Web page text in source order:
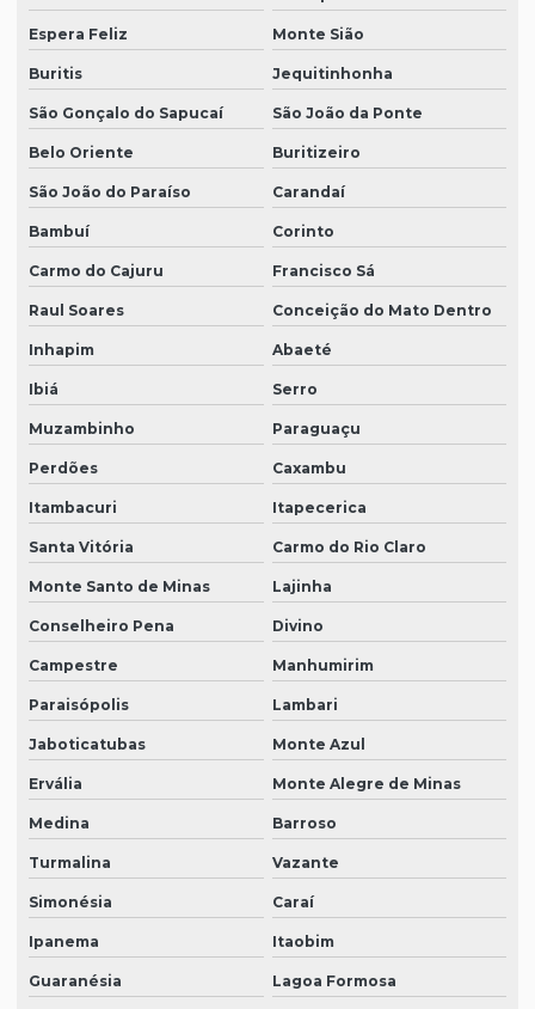
Espera Feliz Monte Sião
Buritis Jequitinhonha
São Gonçalo do Sapucaí São João da Ponte
Belo Oriente Buritizeiro
São João do Paraíso Carandaí
Bambuí Corinto
Carmo do Cajuru Francisco Sá
Raul Soares Conceição do Mato Dentro
Inhapim Abaeté
Ibiá Serro
Muzambinho Paraguaçu
Perdões Caxambu
Itambacuri Itapecerica
Santa Vitória Carmo do Rio Claro
Monte Santo de Minas Lajinha
Conselheiro Pena Divino
Campestre Manhumirim
Paraisópolis Lambari
Jaboticatubas Monte Azul
Ervália Monte Alegre de Minas
Medina Barroso
Turmalina Vazante
Simonésia Caraí
Ipanema Itaobim
Guaranésia Lagoa Formosa